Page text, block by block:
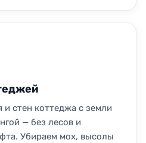
стен коттеджа с земли
— без лесов и
Убираем мох, высолы